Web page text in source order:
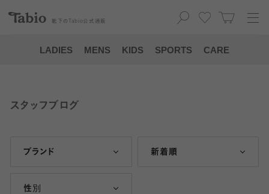
靴下の Tabio 公式通販
LADIES MENS KIDS SPORTS CARE
スタッフブログ
ブランド 新着順
性別